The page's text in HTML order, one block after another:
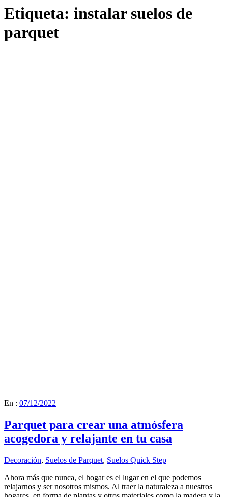
Etiqueta: instalar suelos de
parquet
En : 07/12/2022
Parquet para crear una atmósfera
acogedora y relajante en tu casa
Decoración, Suelos de Parquet, Suelos Quick Step
Ahora más que nunca, el hogar es el lugar en el que podemos
relajarnos y ser nosotros mismos. Al traer la naturaleza a nuestros